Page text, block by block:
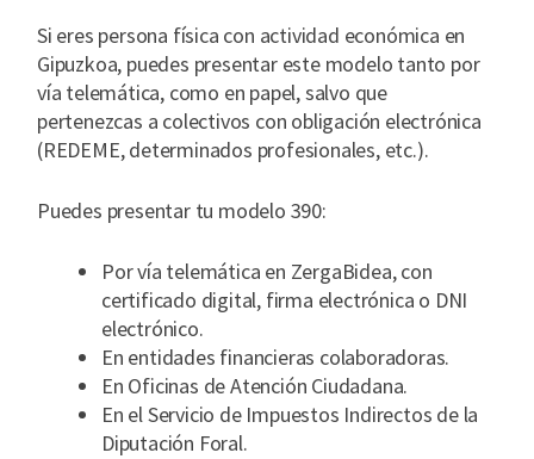
Si eres persona física con actividad económica en
Gipuzkoa, puedes presentar este modelo tanto por
vía telemática, como en papel, salvo que
pertenezcas a colectivos con obligación electrónica
(REDEME, determinados profesionales, etc.).
Puedes presentar tu modelo 390:
Por vía telemática en ZergaBidea, con
certificado digital, firma electrónica o DNI
electrónico.
En entidades financieras colaboradoras.
En Oficinas de Atención Ciudadana.
En el Servicio de Impuestos Indirectos de la
Diputación Foral.